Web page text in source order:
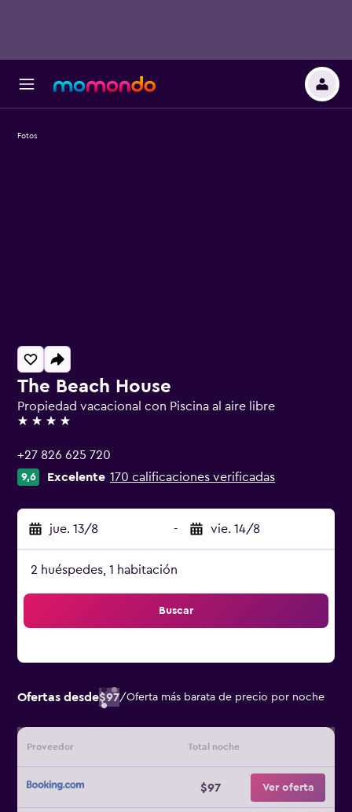
The Beach House
Propiedad vacacional con Piscina al aire libre
4 estrellas
+27 826 625 720
9,6 Excelente 170 calificaciones verificadas
jue. 13/8 - vie. 14/8
2 huéspedes, 1 habitación
Buscar
Ofertas desde$97/Oferta más barata de precio por noche
Proveedor Total noche
$97 Ver oferta
Fotos